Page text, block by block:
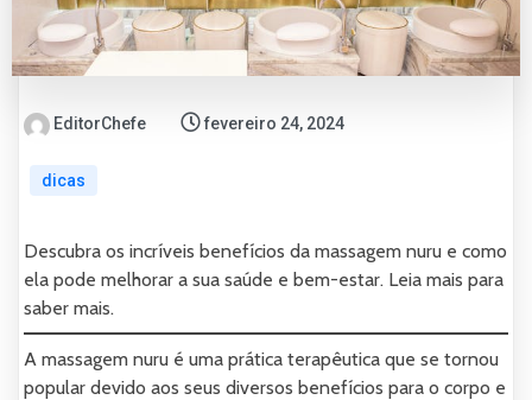
EditorChefe fevereiro 24, 2024
dicas
Descubra os incríveis benefícios da massagem nuru e como
ela pode melhorar a sua saúde e bem-estar. Leia mais para
saber mais.
A massagem nuru é uma prática terapêutica que se tornou
popular devido aos seus diversos benefícios para o corpo e